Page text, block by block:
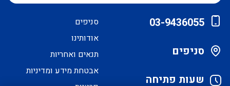
03-9436055
סניפים
שעות פתיחה
סניפים
אודותינו
תנאים ואחריות
אבטחת מידע ומדיניות